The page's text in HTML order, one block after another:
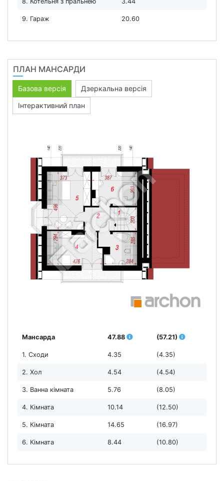
9. Гараж 20.60
ПЛАН МАНСАРДИ
Базова версія
Дзеркальна версія
Інтерактивний план
Мансарда 47.88 (57.21)
1. Сходи 4.35 (4.35)
2. Хол 4.54 (4.54)
3. Ванна кімната 5.76 (8.05)
4. Кімната 10.14 (12.50)
5. Кімната 14.65 (16.97)
6. Кімната 8.44 (10.80)